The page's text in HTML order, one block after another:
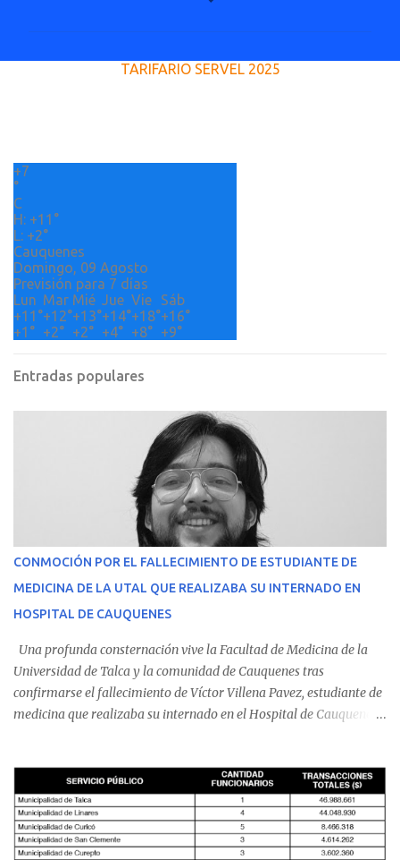
s
TARIFARIO SERVEL 2025
+7
°
C
H: +11°
L: +2°
Cauquenes
Domingo, 09 Agosto
Previsión para 7 días
Lun Mar Mié Jue Vie
Sáb
+11°+12°+13°+14°+18°+16°
+1° +2° +2° +4° +8° +9°
Entradas populares
CONMOCIÓN POR EL FALLECIMIENTO DE ESTUDIANTE DE
MEDICINA DE LA UTAL QUE REALIZABA SU INTERNADO EN
HOSPITAL DE CAUQUENES
Una profunda consternación vive la Facultad de Medicina de la
Universidad de Talca y la comunidad de Cauquenes tras
confirmarse el fallecimiento de Víctor Villena Pavez, estudiante de
medicina que realizaba su internado en el Hospital de Cauquenes.
malestares físicos. Dada la complejidad de su estado de salud, el
equipo médico determinó su traslado de urgencia al Hospital
Regional de Talca y dado la urgencia la ambulancia partió hacia
Talca con escolta de Carabineros. En medio del traslado, el